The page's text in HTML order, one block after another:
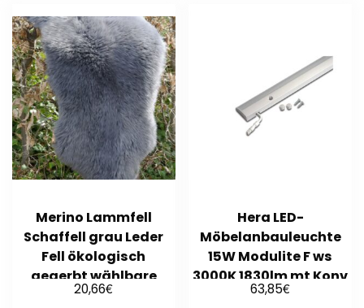
Merino Lammfell
Schaffell grau Leder
Fell ökologisch
gegerbt wählbare
Größe
20,66€
Hera LED-
Möbelanbauleuchte
15W Modulite F ws
3000K 1830lm mt Konv
IP20 Kst opal …
63,85€